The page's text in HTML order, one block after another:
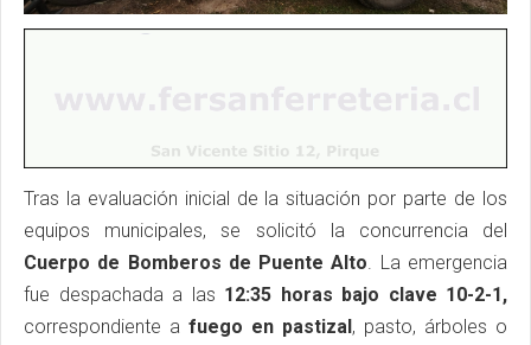
Tras la evaluación inicial de la situación por parte de los
equipos municipales, se solicitó la concurrencia del
Cuerpo de Bomberos de Puente Alto. La emergencia
fue despachada a las 12:35 horas bajo clave 10-2-1,
correspondiente a fuego en pastizal, pasto, árboles o